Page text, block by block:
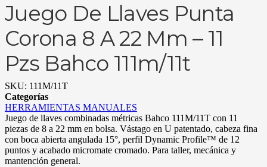
Juego De Llaves Punta
Corona 8 A 22 Mm – 11
Pzs Bahco 111m/11t
SKU: 111M/11T
Categorías
HERRAMIENTAS MANUALES
Juego de llaves combinadas métricas Bahco 111M/11T con 11
piezas de 8 a 22 mm en bolsa. Vástago en U patentado, cabeza fina
con boca abierta angulada 15°, perfil Dynamic Profile™ de 12
puntos y acabado micromate cromado. Para taller, mecánica y
mantención general.